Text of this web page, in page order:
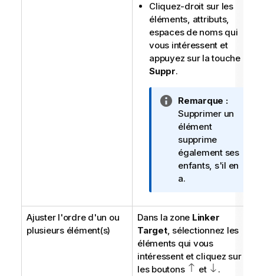
Cliquez-droit sur les
éléments, attributs,
espaces de noms qui
vous intéressent et
appuyez sur la touche
Suppr.
N
o
t
e
I
n
f
r
m
a
t
i
o
Remarque :
Supprimer un
élément
supprime
également ses
enfants, s'il en
a.
Ajuster l'ordre d'un ou
plusieurs élément(s)
Dans la zone Linker
Target, sélectionnez les
éléments qui vous
intéressent et cliquez sur
les boutons
et .